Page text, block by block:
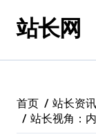
站长网
首页
站长资讯
站长视角：